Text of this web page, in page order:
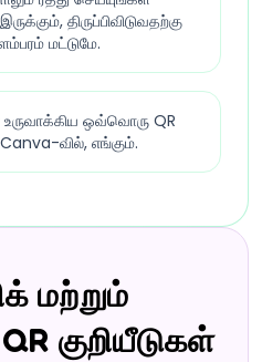
திருப்பிவிடுவதற்கு
மட்டுமே.
ஒவ்வொரு QR
வில், எங்கும்.
மற்றும்
குறியீடுகள்